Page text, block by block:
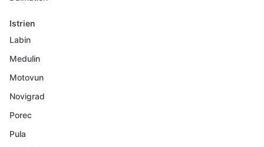
Istrien
Labin
Medulin
Motovun
Novigrad
Porec
Pula